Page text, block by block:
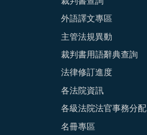
外語譯文專區
主管法規異動
裁判書用語辭典查詢
法律修訂進度
各法院資訊
各級法院法官事務分配
名冊專區